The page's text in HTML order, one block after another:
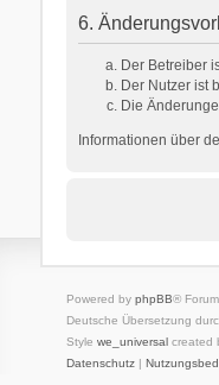
6.
Der Betreiber
Der Nutzer ist
Die
Informationen über
Powered by phpBB®
Deutsche Übersetzung
Style we_universalcreated
Datenschutz|